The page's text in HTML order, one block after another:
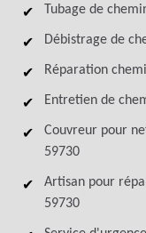
Tubage de
Débistrage de
Réparation
Entretien de
Couvreur pour
59730
Artisan pour
59730